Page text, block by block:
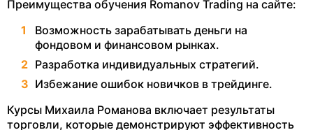
Преимущества обучения Romanov Trading на сайте:
Возможность зарабатывать деньги на
фондовом и финансовом рынках.
Разработка индивидуальных стратегий.
Избежание ошибок новичков в трейдинге.
Курсы Михаила Романова включает результаты
торговли, которые демонстрируют эффективность